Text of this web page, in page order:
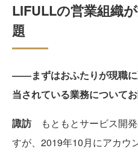
LIFULLの営業組織
題
――まずはおふたりが現職
当されている業務についてお
諏訪 もともとサービス開
すが、2019年10月にアカウ